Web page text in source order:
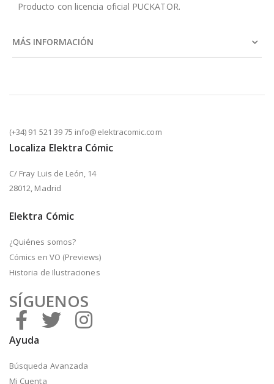
Producto con licencia oficial PUCKATOR.
MÁS INFORMACIÓN
(+34) 91 521 39 75 info@elektracomic.com
Localiza Elektra Cómic
C/ Fray Luis de León, 14
28012, Madrid
Elektra Cómic
¿Quiénes somos?
Cómics en VO (Previews)
Historia de Ilustraciones
SÍGUENOS
Ayuda
Búsqueda Avanzada
Mi Cuenta